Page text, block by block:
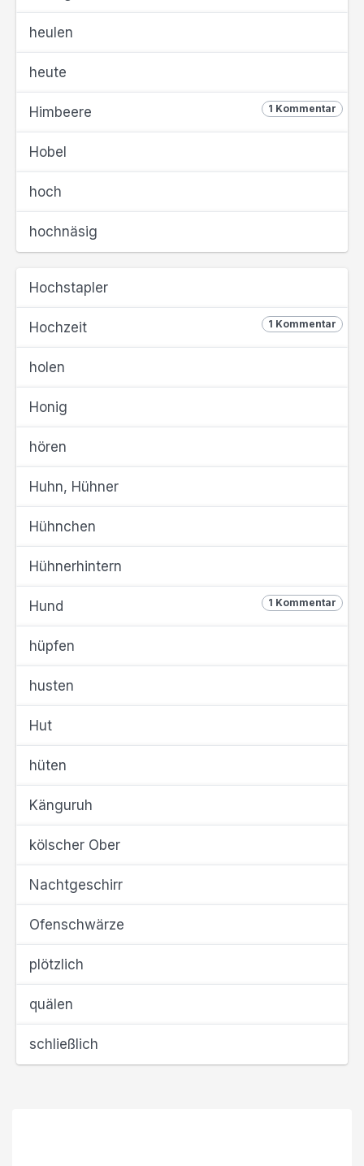
heulen
heute
1 Kommentar
Himbeere
Hobel
hoch
hochnäsig
Hochstapler
1 Kommentar
Hochzeit
holen
Honig
hören
Huhn, Hühner
Hühnchen
Hühnerhintern
1 Kommentar
Hund
hüpfen
husten
Hut
hüten
Känguruh
kölscher Ober
Nachtgeschirr
Ofenschwärze
plötzlich
quälen
schließlich